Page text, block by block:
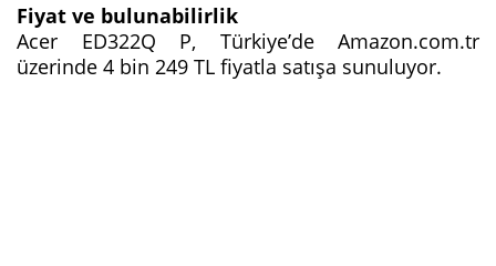
Fiyat ve bulunabilirlik
Acer ED322Q P, Türkiye’de Amazon.com.tr
üzerinde 4 bin 249 TL fiyatla satışa sunuluyor.